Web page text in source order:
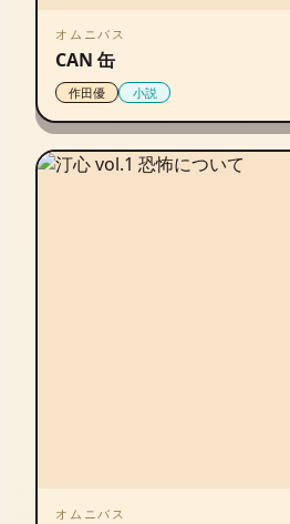
オムニバス
CAN 缶
作田優 小説
オムニバス